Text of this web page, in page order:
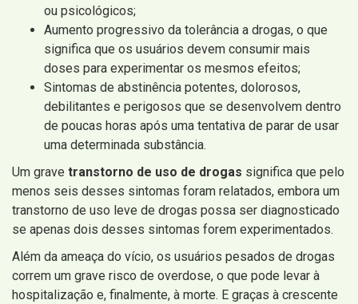
ou psicológicos;
Aumento progressivo da tolerância a drogas, o que
significa que os usuários devem consumir mais
doses para experimentar os mesmos efeitos;
Sintomas de abstinência potentes, dolorosos,
debilitantes e perigosos que se desenvolvem dentro
de poucas horas após uma tentativa de parar de usar
uma determinada substância.
Um grave transtorno de uso de drogas significa que pelo
menos seis desses sintomas foram relatados, embora um
transtorno de uso leve de drogas possa ser diagnosticado
se apenas dois desses sintomas forem experimentados.
Além da ameaça do vício, os usuários pesados ​​de drogas
correm um grave risco de overdose, o que pode levar à
hospitalização e, finalmente, à morte. E graças à crescente